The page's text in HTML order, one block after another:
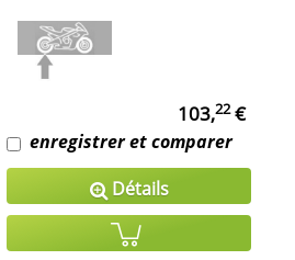
103,22€
enregistrer et comparer
Détails